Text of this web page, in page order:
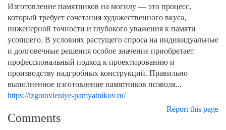
Изготовление памятников на могилу — это процесс,
который требует сочетания художественного вкуса,
инженерной точности и глубокого уважения к памяти
усопшего. В условиях растущего спроса на индивидуальные
и долговечные решения особое значение приобретает
профессиональный подход к проектированию и
производству надгробных конструкций. Правильно
выполненное изготовление памятников позволя...
https://izgotovleniye-pamyatnikov.ru/
Report this page
Comments